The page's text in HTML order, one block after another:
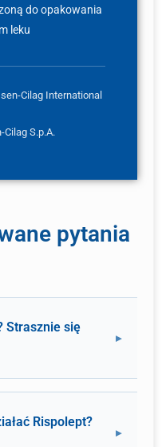
do opakowania
leku
Cilag International
S.p.A.
pytania
Strasznie się
Rispolept?